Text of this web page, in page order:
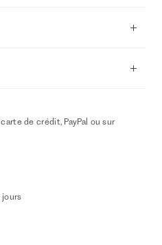
de crédit, PayPal ou sur
jours